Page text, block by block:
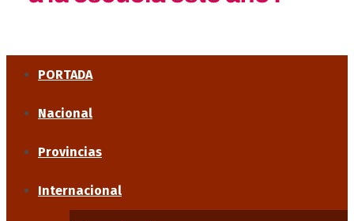
PORTADA
Nacional
Provincias
Internacional